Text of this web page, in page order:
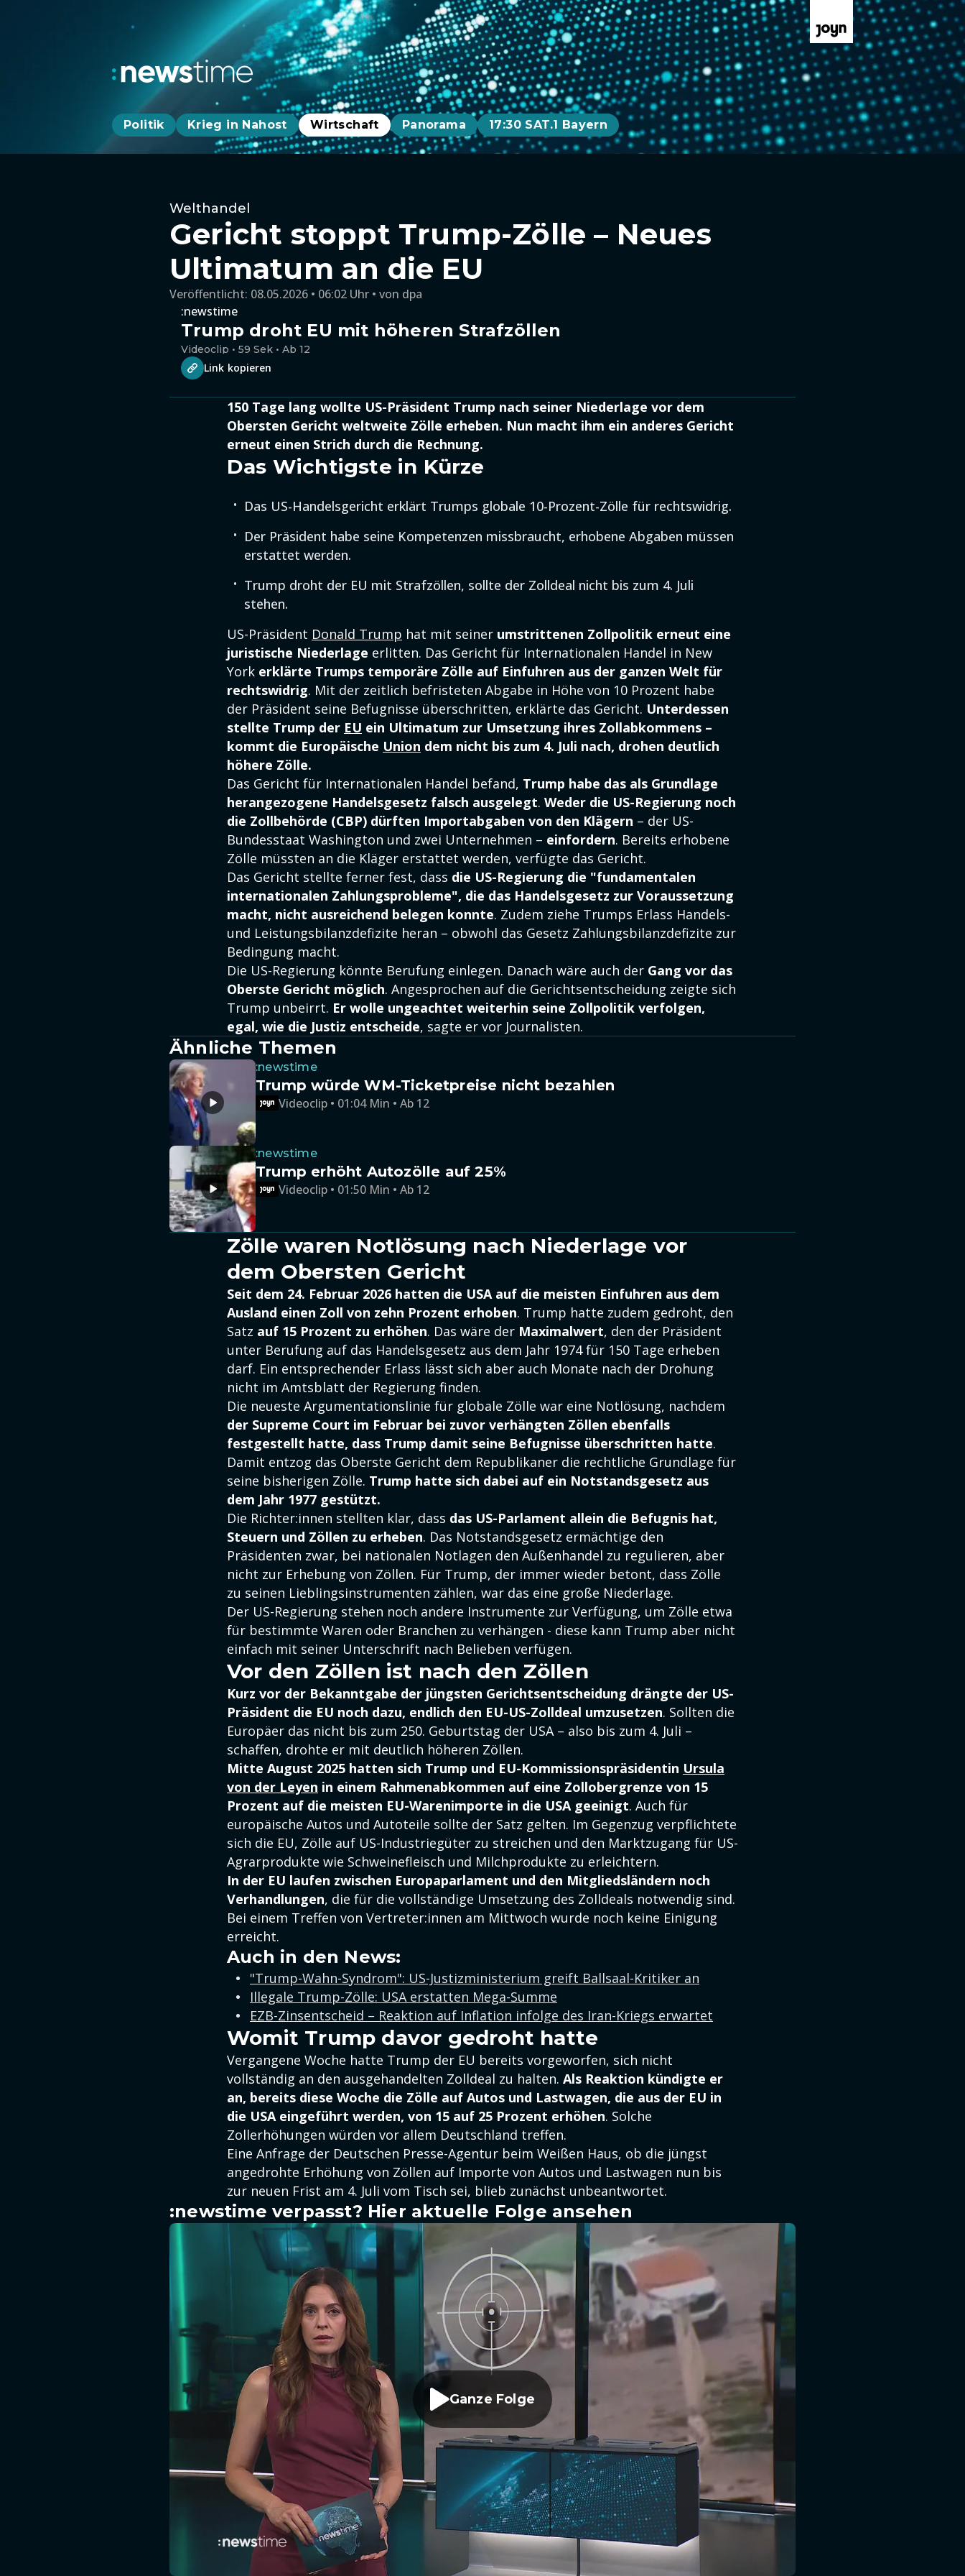
Politik Krieg in Nahost Wirtschaft Panorama 17:30 SAT.1 Bayern
Welthandel
Gericht stoppt Trump-Zölle – Neues
Ultimatum an die EU
Veröffentlicht: 08.05.2026 • 06:02 Uhr von dpa
:newstime
Trump droht EU mit höheren Strafzöllen
Videoclip • 59 Sek • Ab 12
Link kopieren
150 Tage lang wollte US-Präsident Trump nach seiner Niederlage vor dem
Obersten Gericht weltweite Zölle erheben. Nun macht ihm ein anderes Gericht
erneut einen Strich durch die Rechnung.
Das Wichtigste in Kürze
Das US-Handelsgericht erklärt Trumps globale 10-Prozent-Zölle für rechtswidrig.
Der Präsident habe seine Kompetenzen missbraucht, erhobene Abgaben müssen
erstattet werden.
Trump droht der EU mit Strafzöllen, sollte der Zolldeal nicht bis zum 4. Juli
stehen.
US-Präsident Donald Trump hat mit seiner umstrittenen Zollpolitik erneut eine
juristische Niederlage erlitten. Das Gericht für Internationalen Handel in New
York erklärte Trumps temporäre Zölle auf Einfuhren aus der ganzen Welt für
rechtswidrig. Mit der zeitlich befristeten Abgabe in Höhe von 10 Prozent habe
der Präsident seine Befugnisse überschritten, erklärte das Gericht. Unterdessen
stellte Trump der EU ein Ultimatum zur Umsetzung ihres Zollabkommens –
kommt die Europäische Union dem nicht bis zum 4. Juli nach, drohen deutlich
höhere Zölle.
Das Gericht für Internationalen Handel befand, Trump habe das als Grundlage
herangezogene Handelsgesetz falsch ausgelegt. Weder die US-Regierung noch
die Zollbehörde (CBP) dürften Importabgaben von den Klägern – der US-
Bundesstaat Washington und zwei Unternehmen – einfordern. Bereits erhobene
Zölle müssten an die Kläger erstattet werden, verfügte das Gericht.
Das Gericht stellte ferner fest, dass die US-Regierung die "fundamentalen
internationalen Zahlungsprobleme", die das Handelsgesetz zur Voraussetzung
macht, nicht ausreichend belegen konnte. Zudem ziehe Trumps Erlass Handels-
und Leistungsbilanzdefizite heran – obwohl das Gesetz Zahlungsbilanzdefizite zur
Bedingung macht.
Die US-Regierung könnte Berufung einlegen. Danach wäre auch der Gang vor das
Oberste Gericht möglich. Angesprochen auf die Gerichtsentscheidung zeigte sich
Trump unbeirrt. Er wolle ungeachtet weiterhin seine Zollpolitik verfolgen,
egal, wie die Justiz entscheide, sagte er vor Journalisten.
Ähnliche Themen
:newstime
Trump würde WM-Ticketpreise nicht bezahlen
Videoclip • 01:04 Min • Ab 12
:newstime
Trump erhöht Autozölle auf 25%
Videoclip • 01:50 Min • Ab 12
Zölle waren Notlösung nach Niederlage vor
dem Obersten Gericht
Seit dem 24. Februar 2026 hatten die USA auf die meisten Einfuhren aus dem
Ausland einen Zoll von zehn Prozent erhoben. Trump hatte zudem gedroht, den
Satz auf 15 Prozent zu erhöhen. Das wäre der Maximalwert, den der Präsident
unter Berufung auf das Handelsgesetz aus dem Jahr 1974 für 150 Tage erheben
darf. Ein entsprechender Erlass lässt sich aber auch Monate nach der Drohung
nicht im Amtsblatt der Regierung finden.
Die neueste Argumentationslinie für globale Zölle war eine Notlösung, nachdem
der Supreme Court im Februar bei zuvor verhängten Zöllen ebenfalls
festgestellt hatte, dass Trump damit seine Befugnisse überschritten hatte.
Damit entzog das Oberste Gericht dem Republikaner die rechtliche Grundlage für
seine bisherigen Zölle. Trump hatte sich dabei auf ein Notstandsgesetz aus
dem Jahr 1977 gestützt.
Die Richter:innen stellten klar, dass das US-Parlament allein die Befugnis hat,
Steuern und Zöllen zu erheben. Das Notstandsgesetz ermächtige den
Präsidenten zwar, bei nationalen Notlagen den Außenhandel zu regulieren, aber
nicht zur Erhebung von Zöllen. Für Trump, der immer wieder betont, dass Zölle
zu seinen Lieblingsinstrumenten zählen, war das eine große Niederlage.
Der US-Regierung stehen noch andere Instrumente zur Verfügung, um Zölle etwa
für bestimmte Waren oder Branchen zu verhängen - diese kann Trump aber nicht
einfach mit seiner Unterschrift nach Belieben verfügen.
Vor den Zöllen ist nach den Zöllen
Kurz vor der Bekanntgabe der jüngsten Gerichtsentscheidung drängte der US-
Präsident die EU noch dazu, endlich den EU-US-Zolldeal umzusetzen. Sollten die
Europäer das nicht bis zum 250. Geburtstag der USA – also bis zum 4. Juli –
schaffen, drohte er mit deutlich höheren Zöllen.
Mitte August 2025 hatten sich Trump und EU-Kommissionspräsidentin Ursula
von der Leyen in einem Rahmenabkommen auf eine Zollobergrenze von 15
Prozent auf die meisten EU-Warenimporte in die USA geeinigt. Auch für
europäische Autos und Autoteile sollte der Satz gelten. Im Gegenzug verpflichtete
sich die EU, Zölle auf US-Industriegüter zu streichen und den Marktzugang für US-
Agrarprodukte wie Schweinefleisch und Milchprodukte zu erleichtern.
In der EU laufen zwischen Europaparlament und den Mitgliedsländern noch
Verhandlungen, die für die vollständige Umsetzung des Zolldeals notwendig sind.
Bei einem Treffen von Vertreter:innen am Mittwoch wurde noch keine Einigung
erreicht.
Auch in den News:
"Trump-Wahn-Syndrom": US-Justizministerium greift Ballsaal-Kritiker an
Illegale Trump-Zölle: USA erstatten Mega-Summe
EZB-Zinsentscheid – Reaktion auf Inflation infolge des Iran-Kriegs erwartet
Womit Trump davor gedroht hatte
Vergangene Woche hatte Trump der EU bereits vorgeworfen, sich nicht
vollständig an den ausgehandelten Zolldeal zu halten. Als Reaktion kündigte er
an, bereits diese Woche die Zölle auf Autos und Lastwagen, die aus der EU in
die USA eingeführt werden, von 15 auf 25 Prozent erhöhen. Solche
Zollerhöhungen würden vor allem Deutschland treffen.
Eine Anfrage der Deutschen Presse-Agentur beim Weißen Haus, ob die jüngst
angedrohte Erhöhung von Zöllen auf Importe von Autos und Lastwagen nun bis
zur neuen Frist am 4. Juli vom Tisch sei, blieb zunächst unbeantwortet.
:newstime verpasst? Hier aktuelle Folge ansehen
Ganze Folge